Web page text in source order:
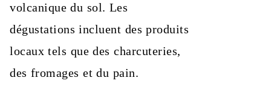
volcanique du sol. Les
dégustations incluent des produits
locaux tels que des charcuteries,
des fromages et du pain.